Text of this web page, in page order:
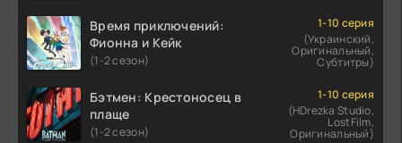
Время приключений:
Фионна и Кейк
(1-2 сезон)
1-10 серия
(Украинский,
Оригинальный,
Субтитры)
Бэтмен: Крестоносец в
плаще
(1-2 сезон)
1-10 серия
(HDrezka Studio,
LostFilm,
Оригинальный)